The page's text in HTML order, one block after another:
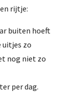
rijtje:
buiten hoeft
uitjes zo
nog niet zo
per dag.